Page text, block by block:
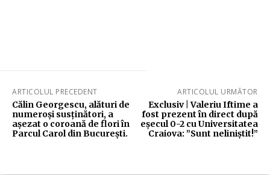
ARTICOLUL PRECEDENT
Călin Georgescu, alături de
numeroși susținători, a
așezat o coroană de flori în
Parcul Carol din București.
ARTICOLUL URMĂTOR
Exclusiv | Valeriu Iftime a
fost prezent în direct după
eșecul 0-2 cu Universitatea
Craiova: ”Sunt neliniștit!”